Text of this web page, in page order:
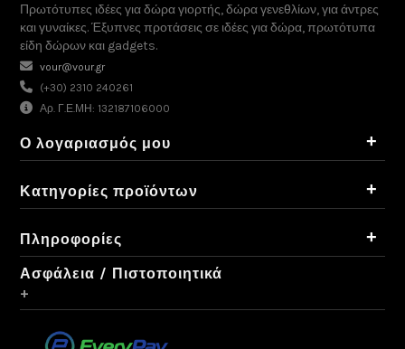
Πρωτότυπες ιδέες για δώρα γιορτής, δώρα γενεθλίων, για άντρες
και γυναίκες. Έξυπνες προτάσεις σε ιδέες για δώρα, πρωτότυπα
είδη δώρων και gadgets.
vour@vour.gr
(+30) 2310 240261
Αρ. Γ.Ε.ΜΗ: 132187106000
Ο λογαριασμός μου +
Κατηγορίες προϊόντων +
Πληροφορίες +
Ασφάλεια / Πιστοποιητικά
+